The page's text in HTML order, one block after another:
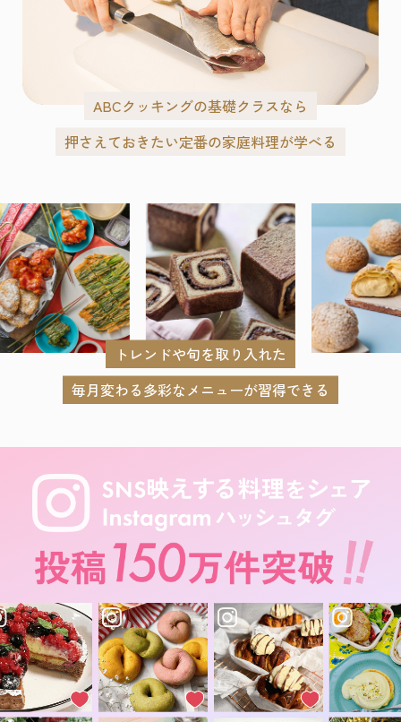
ABCクッキングの基礎クラスなら
押さえておきたい定番の家庭料理が学べる
トレンドや旬を取り入れた
毎月変わる多彩なメニューが習得できる